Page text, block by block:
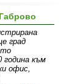
град
към
офис,